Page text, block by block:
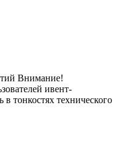
Внимание!
ивент-
тонкостях технического